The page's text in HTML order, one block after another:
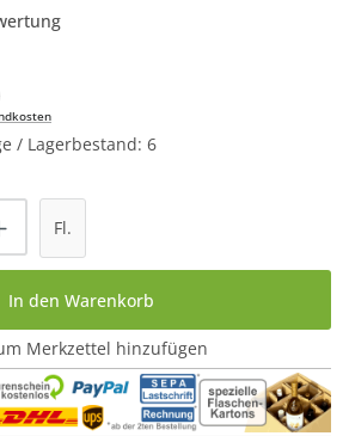
von 5 von 5 Sternen
/ Lagerbestand: 6
Gib den gewünschten
Fl.
In den Warenkorb
Merkzettel hinzufügen